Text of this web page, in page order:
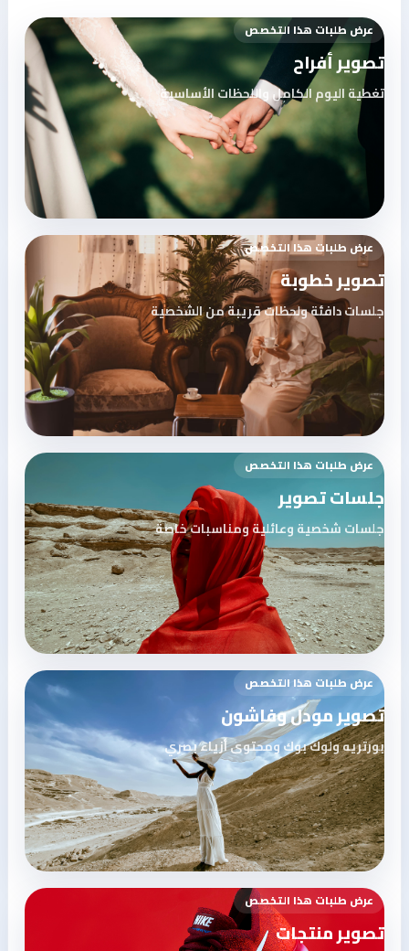
عرض طلبات هذا التخصص
تصوير أفراح
تغطية اليوم الكامل واللحظات الأساسية
عرض طلبات هذا التخصص
تصوير خطوبة
جلسات دافئة ولحظات قريبة من الشخصية
عرض طلبات هذا التخصص
جلسات تصوير
جلسات شخصية وعائلية ومناسبات خاصة
عرض طلبات هذا التخصص
تصوير مودل وفاشون
بورتريه ولوك بوك ومحتوى أزياء بصري
عرض طلبات هذا التخصص
تصوير منتجات